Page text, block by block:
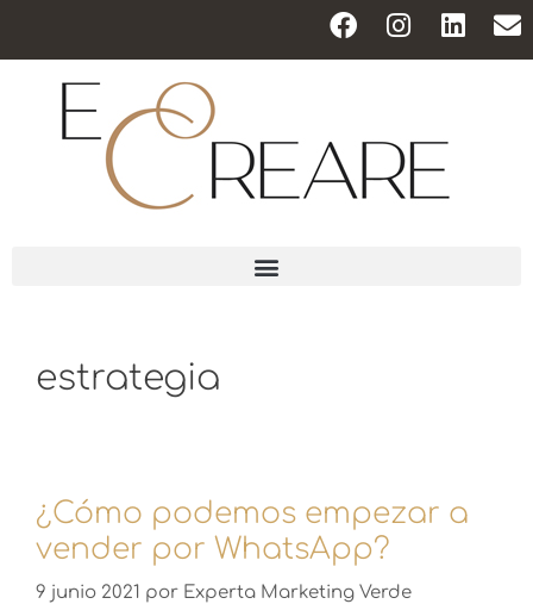
estrategia
¿Cómo podemos empezar a
vender por WhatsApp?
9 junio 2021 por Experta Marketing Verde